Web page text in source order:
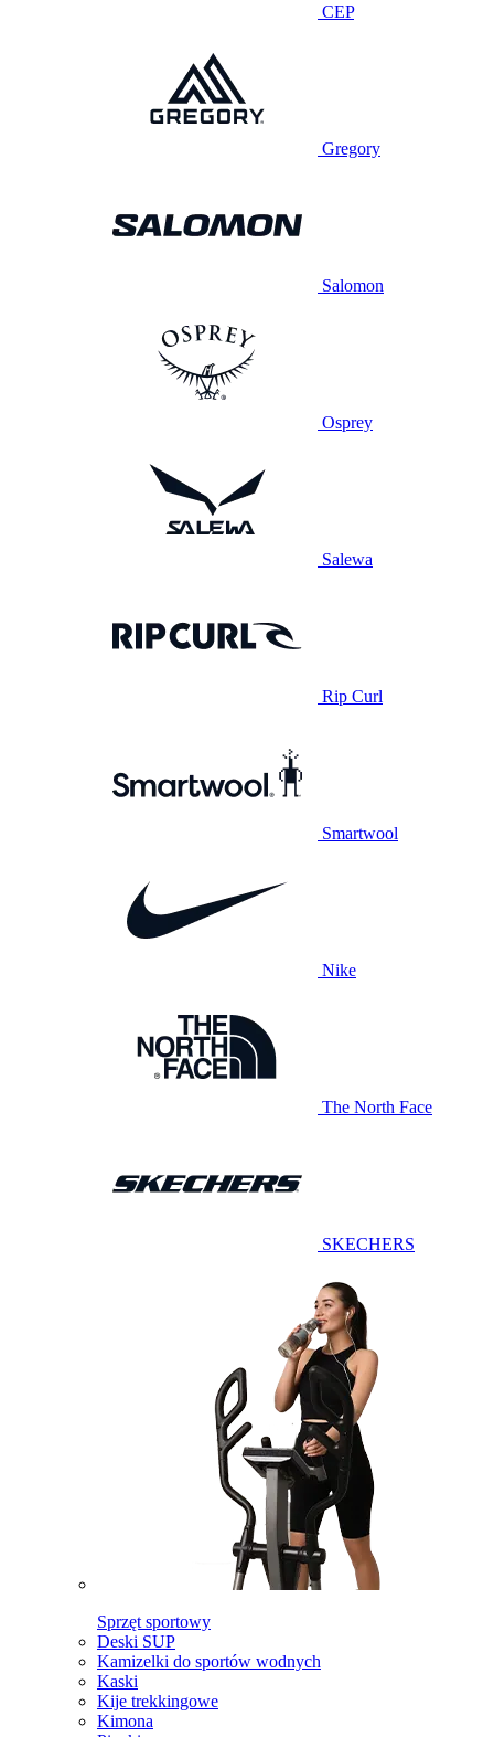
CEP
Gregory
Salomon
Osprey
Salewa
Rip Curl
Smartwool
Nike
The North Face
SKECHERS
Sprzęt sportowy
Deski SUP
Kamizelki do sportów wodnych
Kaski
Kije trekkingowe
Kimona